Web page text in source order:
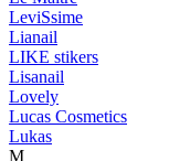
LeviSsime
Lianail
LIKE stikers
Lisanail
Lovely
Lucas Cosmetics
Lukas
M